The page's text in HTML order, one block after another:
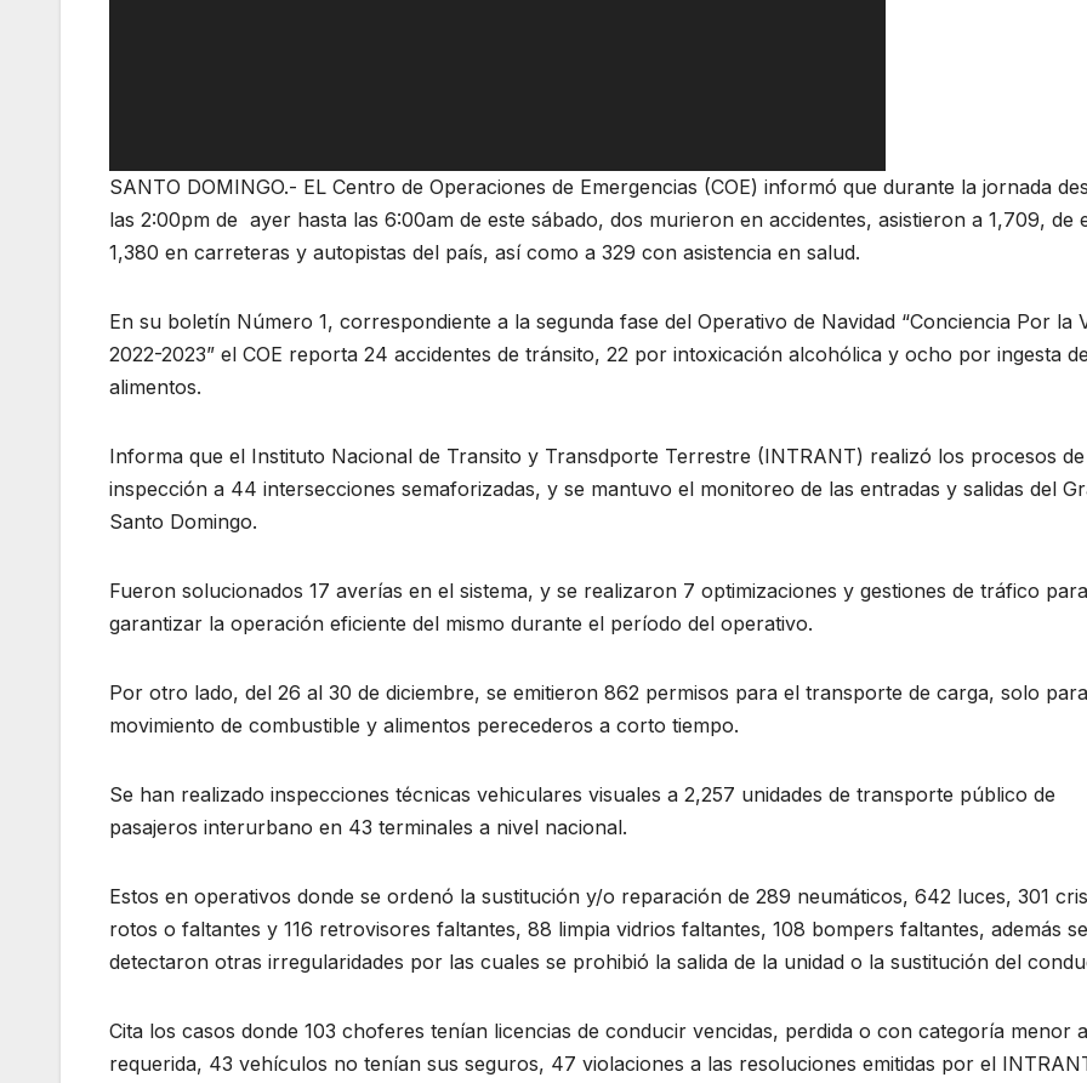
SANTO DOMINGO.- EL Centro de Operaciones de Emergencias (COE) informó que durante la jornada
las 2:00pm de ayer hasta las 6:00am de este sábado, dos murieron en accidentes, asistieron a 1,709, de
1,380 en carreteras y autopistas del país, así como a 329 con asistencia en salud.
En su boletín Número 1, correspondiente a la segunda fase del Operativo de Navidad “Conciencia Por la
2022-2023” el COE reporta 24 accidentes de tránsito, 22 por intoxicación alcohólica y ocho por ingesta de
alimentos.
Informa que el Instituto Nacional de Transito y Transdporte Terrestre (INTRANT) realizó los procesos de
inspección a 44 intersecciones semaforizadas, y se mantuvo el monitoreo de las entradas y salidas del
Santo Domingo.
Fueron solucionados 17 averías en el sistema, y se realizaron 7 optimizaciones y gestiones de tráfico para
garantizar la operación eficiente del mismo durante el período del operativo.
Por otro lado, del 26 al 30 de diciembre, se emitieron 862 permisos para el transporte de carga, solo
movimiento de combustible y alimentos perecederos a corto tiempo.
Se han realizado inspecciones técnicas vehiculares visuales a 2,257 unidades de transporte público de
pasajeros interurbano en 43 terminales a nivel nacional.
Estos en operativos donde se ordenó la sustitución y/o reparación de 289 neumáticos, 642 luces, 301
rotos o faltantes y 116 retrovisores faltantes, 88 limpia vidrios faltantes, 108 bompers faltantes, además se
detectaron otras irregularidades por las cuales se prohibió la salida de la unidad o la sustitución del
Cita los casos donde 103 choferes tenían licencias de conducir vencidas, perdida o con categoría menor
requerida, 43 vehículos no tenían sus seguros, 47 violaciones a las resoluciones emitidas por el